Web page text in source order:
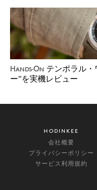
Hands-On テンポラル・
ー”を実機レビュー
HODINKEE
会社概要
プライバシーポリシー
サービス利用規約